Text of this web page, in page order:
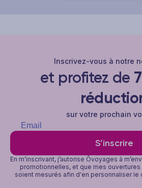
Inscrivez-vous à notre
et profitez de
sur votre prochain
S’inscrire
En m’inscrivant, j’autorise Ôvoyages à
promotionnelles, et que mes
soient mesurés afin d'en personnaliser le